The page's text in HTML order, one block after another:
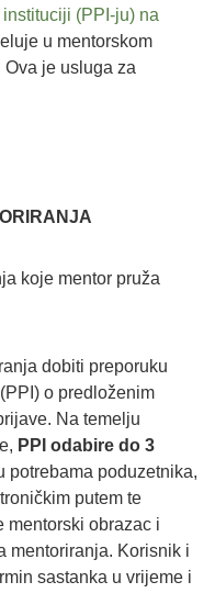
(PPI-ju) na
u mentorskom
Ova je usluga za
koje mentor pruža
dobiti preporuku
o predloženim
Na temelju
PPI odabire do 3
potrebama poduzetnika,
putem te
mentorski obrazac i
mentoriranja. Korisnik i
sastanka u vrijeme i